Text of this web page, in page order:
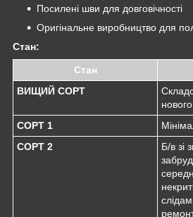
Посилені шви для довговічності
Оригінальне виробництво для
Стан:
Стан
ВИЩИЙ СОРТ
нового
СОРТ 1
СОРТ 2
Б/в зі